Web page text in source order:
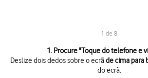
1 de 8
1. Procure "Toque do telefone e
Deslize dois dedos sobre o ecrãde cima para
do ecrã.